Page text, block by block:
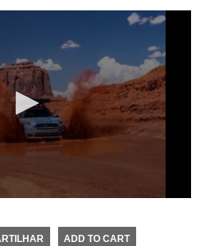
ADD TO CART